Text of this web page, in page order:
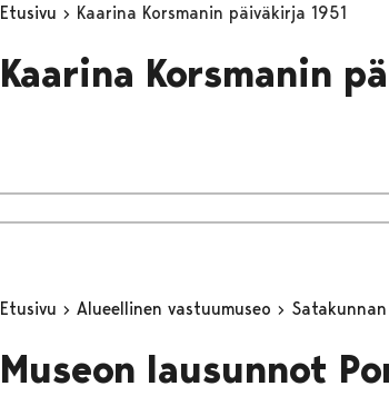
Etusivu Kaarina Korsmanin päiväkirja 1951
Kaarina Korsmanin
Etusivu Alueellinen vastuumuseo
Museon lausunnot